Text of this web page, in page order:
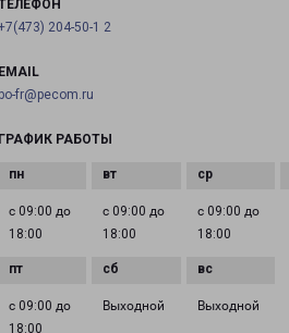
204-50-1 2
fr@pecom.ru
РАБОТЫ
с 09:00 до
18:00
с 09:00 до
18:00
с 09:00 до
18:00
с 09:00 до
18:00
Выходной Выходной